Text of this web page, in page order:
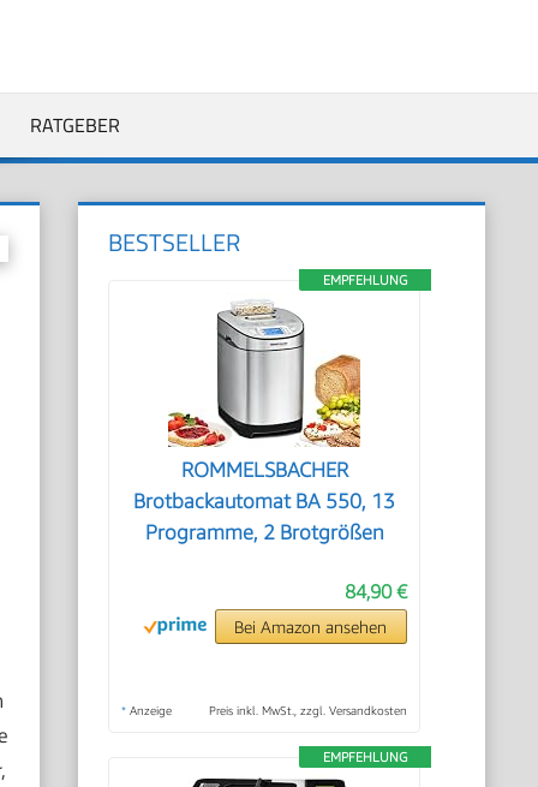
RATGEBER
BESTSELLER
EMPFEHLUNG
ROMMELSBACHER
Brotbackautomat BA 550, 13
Programme, 2 Brotgrößen
84,90 €
Bei Amazon ansehen
* Anzeige Preis inkl. MwSt., zzgl. Versandkosten
EMPFEHLUNG